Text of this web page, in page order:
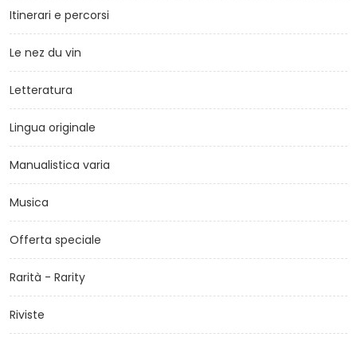
Itinerari e percorsi
Le nez du vin
Letteratura
Lingua originale
Manualistica varia
Musica
Offerta speciale
Rarità - Rarity
Riviste